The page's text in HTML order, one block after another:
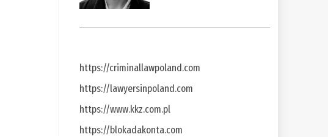
https://criminallawpoland.com
https://lawyersinpoland.com
https://www.kkz.com.pl
https://blokadakonta.com